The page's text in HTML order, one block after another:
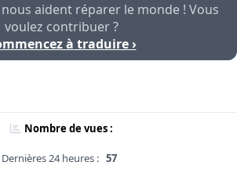
aident réparer le monde ! Vous
voulez contribuer ?
à traduire ›
Nombre de vues :
Dernières 24 heures : 57